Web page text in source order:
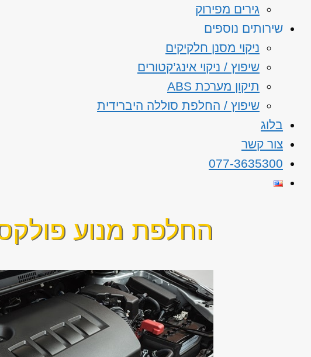
גירים מפירוק
שירותים נוספים
ניקוי מסנן חלקיקים
שיפוץ / ניקוי אינג’קטורים
תיקון מערכת ABS
שיפוץ / החלפת סוללה היברידית
בלוג
צור קשר
077-3635300
החלפת מנוע